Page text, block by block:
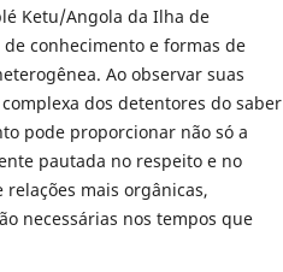
Ketu/Angola da Ilha de
conhecimento e formas de
Ao observar suas
dos detentores do saber
pode proporcionar não só a
pautada no respeito e no
mais orgânicas,
necessárias nos tempos que